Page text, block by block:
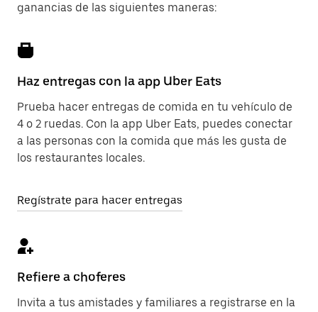
ganancias de las siguientes maneras:
Haz entregas con la app Uber Eats
Prueba hacer entregas de comida en tu vehículo de
4 o 2 ruedas. Con la app Uber Eats, puedes conectar
a las personas con la comida que más les gusta de
los restaurantes locales.
Regístrate para hacer entregas
Refiere a choferes
Invita a tus amistades y familiares a registrarse en la